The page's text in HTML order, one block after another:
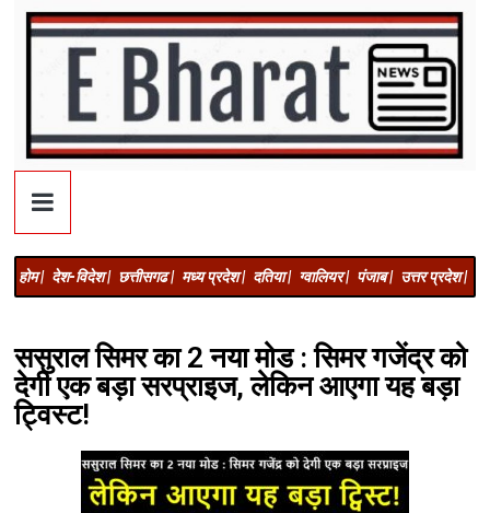
होम | देश-विदेश | छत्तीसगढ | मध्य प्रदेश | दतिया | ग्वालियर | पंजाब | उत्तर प्रदेश |
ससुराल सिमर का 2 नया मोड : सिमर गजेंद्र को
देगी एक बड़ा सरप्राइज, लेकिन आएगा यह बड़ा
ट्विस्ट!